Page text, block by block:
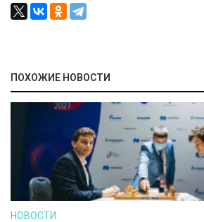
ПОХОЖИЕ НОВОСТИ
НОВОСТИ